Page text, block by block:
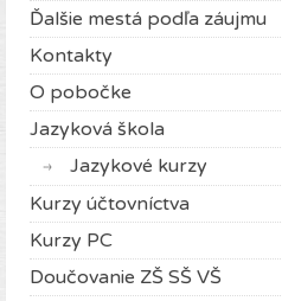
Ďalšie mestá podľa záujmu
Kontakty
O pobočke
Jazyková škola
Jazykové kurzy
Kurzy účtovníctva
Kurzy PC
Doučovanie ZŠ SŠ VŠ